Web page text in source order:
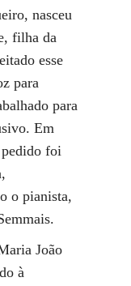
nasceu
filha da
esse
para
para
Em
foi
o pianista,
João
à